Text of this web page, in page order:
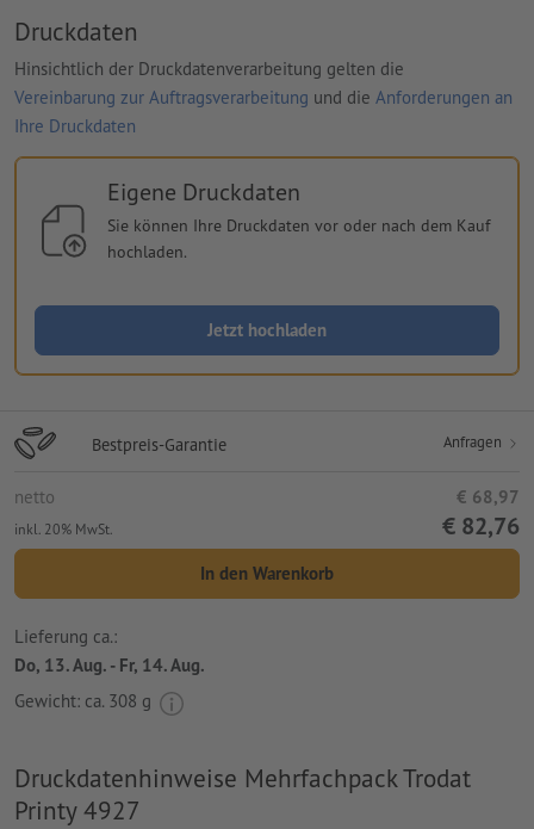
Druckdaten
Hinsichtlich der Druckdatenverarbeitung gelten die
Vereinbarung zur Auftragsverarbeitung und die Anforderungen an
Ihre Druckdaten
Eigene Druckdaten
Sie können Ihre Druckdaten vor oder nach dem Kauf
hochladen.
Jetzt hochladen
Bestpreis-Garantie Anfragen
netto € 68,97
inkl. 20% MwSt. € 82,76
In den Warenkorb
Lieferung ca.:
Do, 13. Aug. - Fr, 14. Aug.
Gewicht: ca. 308 g
Druckdatenhinweise Mehrfachpack Trodat
Printy 4927